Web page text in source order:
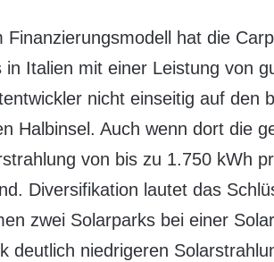
Finanzierungsmodell hat die
in Italien mit einer Leistung von
nicht einseitig auf den
Halbinsel. Auch wenn dort die
von bis zu 1.750 kWh
Diversifikation lautet das
zwei Solarparks bei einer
deutlich niedrigeren